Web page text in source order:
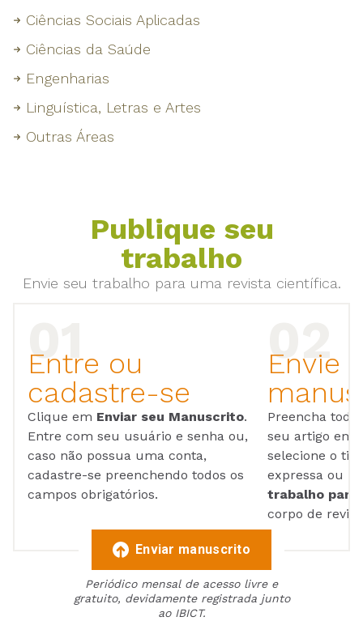
Ciências Sociais Aplicadas
Ciências da Saúde
Engenharias
Linguística, Letras e Artes
Outras Áreas
Publique seu
trabalho
Envie seu trabalho para uma revista científica.
Entre ou
cadastre-se
Clique em Enviar seu Manuscrito.
Entre com seu usuário e senha ou,
caso não possua uma conta,
cadastre-se preenchendo todos os
campos obrigatórios.
Envie
Preencha
seu artigo em
selecione o
expressa ou
trabalho para
corpo de
Enviar manuscrito
Periódico mensal de acesso livre e
gratuito, devidamente registrada junto
ao IBICT.